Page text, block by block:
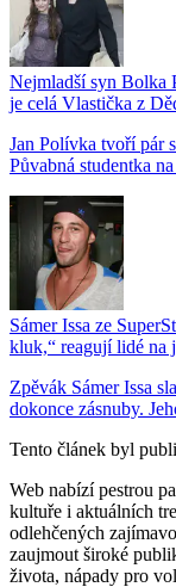
Nejmladší syn Bolka
je celá Vlastička z
Jan Polívka tvoří pár
Půvabná studentka
Sámer Issa ze
kluk,“ reagují lidé na
Zpěvák Sámer Issa
dokonce zásnuby.
Tento článek byl
Web nabízí pestrou
kultuře i aktuálních
odlehčených
zaujmout široké
života, nápady pro